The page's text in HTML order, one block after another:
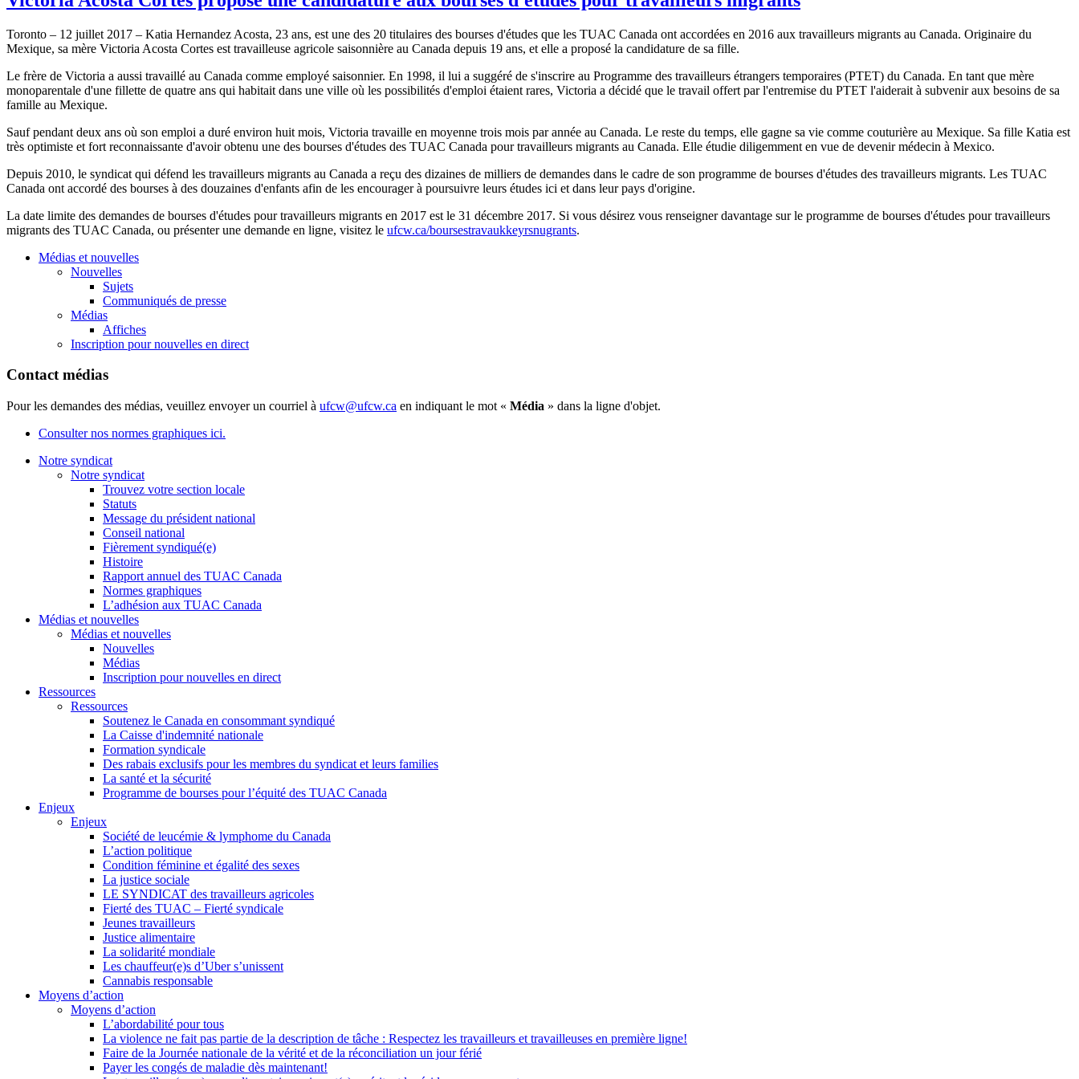
Toronto – 12 juillet 2017 – Katia Hernandez Acosta, 23 ans, est une des 20 titulaires des bourses d'études que les TUAC Canada ont accordées en 2016 aux travailleurs migrants au Canada. Originaire du
Mexique, sa mère Victoria Acosta Cortes est travailleuse agricole saisonnière au Canada depuis 19 ans, et elle a proposé la candidature de sa fille.
Le frère de Victoria a aussi travaillé au Canada comme employé saisonnier. En 1998, il lui a suggéré de s'inscrire au Programme des travailleurs étrangers temporaires (PTET) du Canada. En tant que mère
monoparentale d'une fillette de quatre ans qui habitait dans une ville où les possibilités d'emploi étaient rares, Victoria a décidé que le travail offert par l'entremise du PTET l'aiderait à subvenir aux besoins de sa
famille au Mexique.
Sauf pendant deux ans où son emploi a duré environ huit mois, Victoria travaille en moyenne trois mois par année au Canada. Le reste du temps, elle gagne sa vie comme couturière au Mexique. Sa fille Katia est
très optimiste et fort reconnaissante d'avoir obtenu une des bourses d'études des TUAC Canada pour travailleurs migrants au Canada. Elle étudie diligemment en vue de devenir médecin à Mexico.
Depuis 2010, le syndicat qui défend les travailleurs migrants au Canada a reçu des dizaines de milliers de demandes dans le cadre de son programme de bourses d'études des travailleurs migrants. Les TUAC
Canada ont accordé des bourses à des douzaines d'enfants afin de les encourager à poursuivre leurs études ici et dans leur pays d'origine.
La date limite des demandes de bourses d'études pour travailleurs migrants en 2017 est le 31 décembre 2017. Si vous désirez vous renseigner davantage sur le programme de bourses d'études pour travailleurs
migrants des TUAC Canada, ou présenter une demande en ligne, visitez le ufcw.ca/boursestravaukkeyrsnugrants.
Médias et nouvelles
Nouvelles
Sujets
Communiqués de presse
Médias
Affiches
Inscription pour nouvelles en direct
Contact médias
Pour les demandes des médias, veuillez envoyer un courriel à ufcw@ufcw.ca en indiquant le mot « Média » dans la ligne d'objet.
Consulter nos normes graphiques ici.
Notre syndicat
Notre syndicat
Trouvez votre section locale
Statuts
Message du président national
Conseil national
Fièrement syndiqué(e)
Histoire
Rapport annuel des TUAC Canada
Normes graphiques
L’adhésion aux TUAC Canada
Médias et nouvelles
Médias et nouvelles
Nouvelles
Médias
Inscription pour nouvelles en direct
Ressources
Ressources
Soutenez le Canada en consommant syndiqué
La Caisse d'indemnité nationale
Formation syndicale
Des rabais exclusifs pour les membres du syndicat et leurs families
La santé et la sécurité
Programme de bourses pour l’équité des TUAC Canada
Enjeux
Enjeux
Société de leucémie & lymphome du Canada
L’action politique
Condition féminine et égalité des sexes
La justice sociale
LE SYNDICAT des travailleurs agricoles
Fierté des TUAC – Fierté syndicale
Jeunes travailleurs
Justice alimentaire
La solidarité mondiale
Les chauffeur(e)s d’Uber s’unissent
Cannabis responsable
Moyens d’action
Moyens d’action
L’abordabilité pour tous
La violence ne fait pas partie de la description de tâche : Respectez les travailleurs et travailleuses en première ligne!
Faire de la Journée nationale de la vérité et de la réconciliation un jour férié
Payer les congés de maladie dès maintenant!